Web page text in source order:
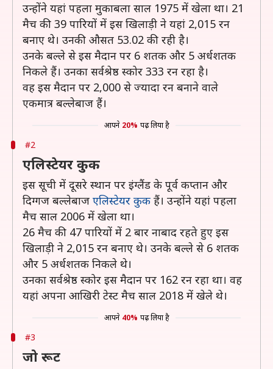
उन्होंने यहां पहला मुकाबला साल 1975 में खेला था। 21
मैच की 39 पारियों में इस खिलाड़ी ने यहां 2,015 रन
बनाए थे। उनकी औसत 53.02 की रही है।
उनके बल्ले से इस मैदान पर 6 शतक और 5 अर्धशतक
निकले हैं। उनका सर्वश्रेष्ठ स्कोर 333 रन रहा है।
वह इस मैदान पर 2,000 से ज्यादा रन बनाने वाले
एकमात्र बल्लेबाज हैं।
आपने 20% पढ़ लिया है
#2
एलिस्टेयर कुक
इस सूची में दूसरे स्थान पर इंग्लैंड के पूर्व कप्तान और
दिग्गज बल्लेबाज एलिस्टेयर कुक हैं। उन्होंने यहां पहला
मैच साल 2006 में खेला था।
26 मैच की 47 पारियों में 2 बार नाबाद रहते हुए इस
खिलाड़ी ने 2,015 रन बनाए थे। उनके बल्ले से 6 शतक
और 5 अर्धशतक निकले थे।
उनका सर्वश्रेष्ठ स्कोर इस मैदान पर 162 रन रहा था। वह
यहां अपना आखिरी टेस्ट मैच साल 2018 में खेले थे।
आपने 40% पढ़ लिया है
#3
जो रूट